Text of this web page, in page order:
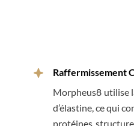
Raffermissement
Morpheus8 utilise
d’élastine, ce qui
protéines